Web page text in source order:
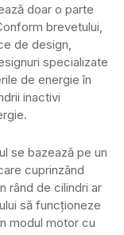
doar o parte
brevetului,
de design,
specializate
de energie în
inactivi
se bazează pe un
cuprinzând
rând de cilindri ar
să funcționeze
modul motor cu